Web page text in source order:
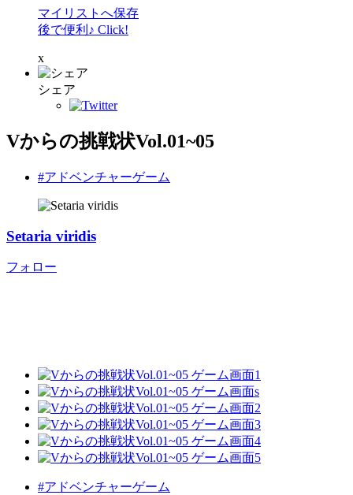
マイリストへ保存
後で便利♪ Click!
x
シェア
Vからの挑戦状Vol.01~05
#アドベンチャーゲーム
Setaria viridis
フォロー
#アドベンチャーゲーム